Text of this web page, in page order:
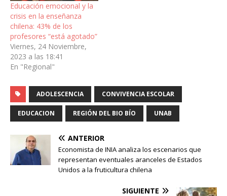
Educación emocional y la
crisis en la enseñanza
chilena: 43% de los
profesores “está agotado”
Viernes, 24 Noviembre,
2023 a las 18:41
En "Regional"
ADOLESCENCIA CONVIVENCIA ESCOLAR
EDUCACION REGIÓN DEL BIO BÍO UNAB
ANTERIOR
Economista de INIA analiza los escenarios que
representan eventuales aranceles de Estados
Unidos a la fruticultura chilena
SIGUIENTE